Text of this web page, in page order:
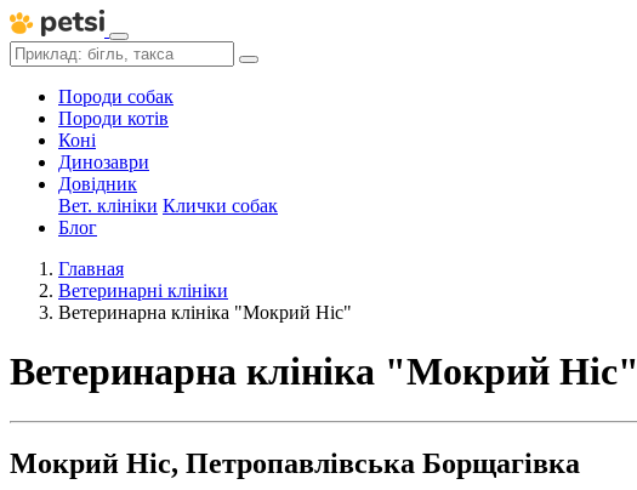
Породи собак
Породи котів
Коні
Динозаври
Довідник
Вет. клініки Клички собак
Блог
Главная
Ветеринарні клініки
Ветеринарна клініка "Мокрий Ніс"
Ветеринарна клініка "Мокрий Ніс"
Мокрий Ніс, Петропавлівська Борщагівка